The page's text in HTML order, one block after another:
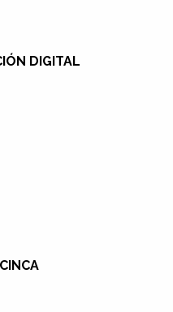
DIGITAL